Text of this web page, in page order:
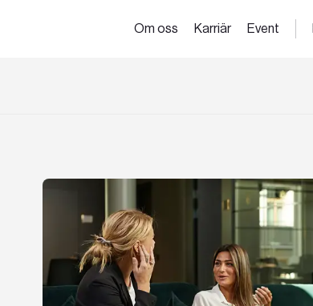
Om oss Karriär Event